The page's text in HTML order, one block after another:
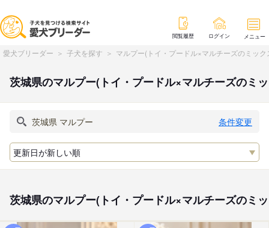
閲覧履歴 ログイン メニュー
愛犬ブリーダー 子犬を探す マルプー(トイ・プードル×マルチーズのミッ
茨城県のマルプー(トイ・プードル×マルチーズのミ
条件変更
茨城県のマルプー(トイ・プードル×マルチーズのミ